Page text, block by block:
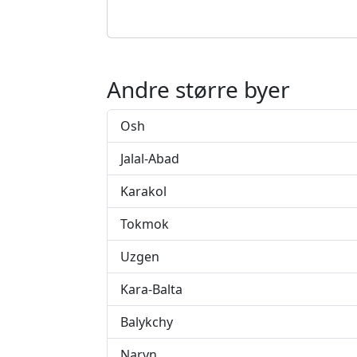
Andre større byer
Osh
Jalal-Abad
Karakol
Tokmok
Uzgen
Kara-Balta
Balykchy